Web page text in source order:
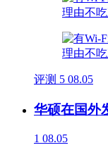
评测 5 08.05
华硕在国外
1 08.05